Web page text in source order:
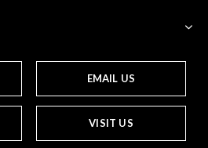
EMAIL US
VISIT US